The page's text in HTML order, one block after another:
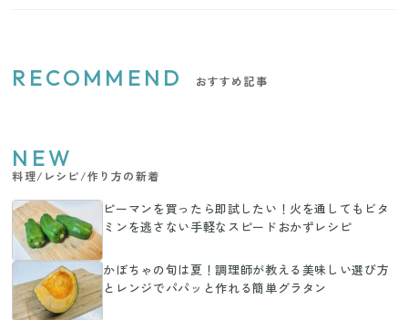
RECOMMEND おすすめ記事
NEW
料理/レシピ/作り方の新着
ピーマンを買ったら即試したい！火を通してもビタ
ミンを逃さない手軽なスピードおかずレシピ
かぼちゃの旬は夏！調理師が教える美味しい選び方
とレンジでパパッと作れる簡単グラタン